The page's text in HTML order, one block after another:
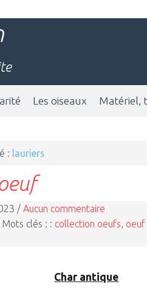
Les oiseaux Matériel,
: lauriers
/ Aucun commentaire
clés : : collection oeufs oeuf
Char antique